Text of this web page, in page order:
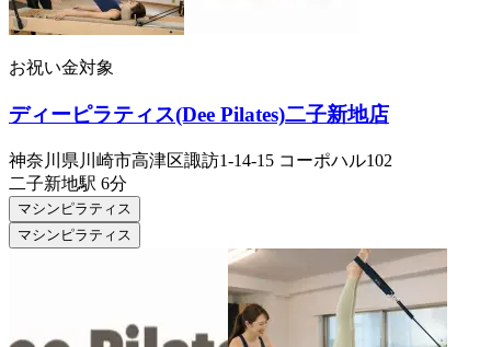
お祝い金対象
ディーピラティス(Dee Pilates)二子新地店
神奈川県川崎市高津区諏訪1-14-15 コーポハル102
二子新地駅 6分
マシンピラティス
マシンピラティス